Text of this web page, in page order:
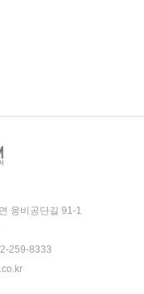
웅비공단길 91-1
259-8333